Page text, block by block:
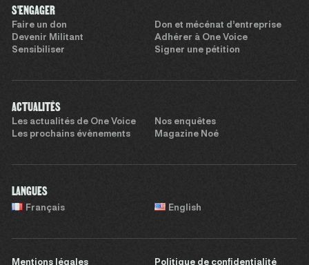
S'ENGAGER
Faire un don
Don et mécénat d’entreprise
Devenir Militant
Adhérer à One Voice
Sensibiliser
Signer une pétition
ACTUALITÉS
Les actualités de One Voice
Nos enquêtes
Les prochains évènements
Magazine Noé
LANGUES
Français English
Mentions légales Politique de confidentialité